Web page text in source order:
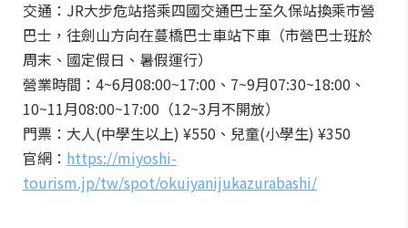
交通：JR大步危站搭乘四國交通巴士至久保站換乘市營
巴士，往劍山方向在蔓橋巴士車站下車（市營巴士班於
周末、國定假日、暑假運行）
營業時間：4~6月08:00~17:00、7~9月07:30~18:00、
10~11月08:00~17:00（12~3月不開放）
門票：大人(中學生以上) ¥550、兒童(小學生) ¥350
官網： https://miyoshi-
tourism.jp/tw/spot/okuiyanijukazurabashi/